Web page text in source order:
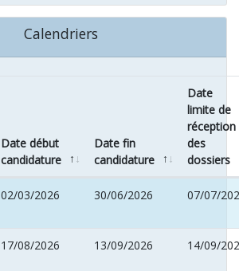
Calendriers
Date début
candidature
Date fin
candidature
Date
limite de
réception
des
dossiers
02/03/2026 30/06/2026 07/07/
17/08/2026 13/09/2026 14/09/